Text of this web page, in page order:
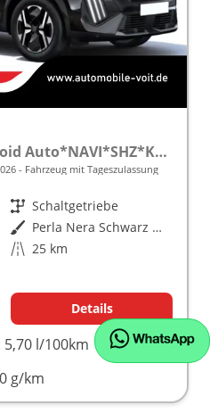
Allure Turbo100 Android Auto*NAVI*SHZ*Keyless*ACC*360°*Totwinkel*Klimaauto
Fahrzeug mit Tageszulassung
Getriebe Schaltgetriebe
Außenfarbe
Perla Nera Schwarz Metallic
Kilometerstand 25 km
Details
5,70 l/100km
g/km